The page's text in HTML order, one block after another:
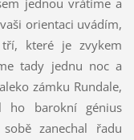
jednou vrátíme a
orientaci uvádím,
které je zvykem
tady jednu noc a
zámku Rundale,
ho barokní génius
zanechal řadu